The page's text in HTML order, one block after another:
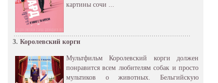
картины сочи ...
3. Королевский корги
Мультфильм Королевский корги должен
понравится всем любителям собак и просто
мультиков о животных. Бельгийскую